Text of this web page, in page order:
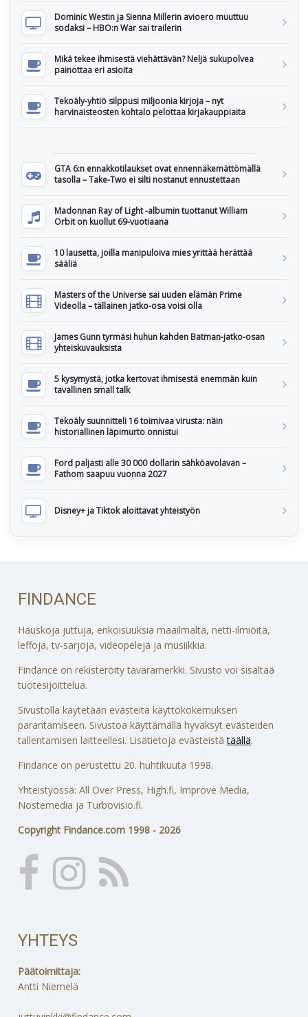
Dominic Westin ja Sienna Millerin avioero muuttuu
sodaksi – HBO:n War sai trailerin
Mikä tekee ihmisestä viehättävän? Neljä sukupolvea
painottaa eri asioita
Tekoäly-yhtiö silppusi miljoonia kirjoja – nyt
harvinaisteosten kohtalo pelottaa kirjakauppiaita
GTA 6:n ennakkotilaukset ovat ennennäkemättömällä
tasolla – Take-Two ei silti nostanut ennustettaan
Madonnan Ray of Light -albumin tuottanut William
Orbit on kuollut 69-vuotiaana
10 lausetta, joilla manipuloiva mies yrittää herättää
sääliä
Masters of the Universe sai uuden elämän Prime
Videolla – tällainen jatko-osa voisi olla
James Gunn tyrmäsi huhun kahden Batman-jatko-osan
yhteiskuvauksista
5 kysymystä, jotka kertovat ihmisestä enemmän kuin
tavallinen small talk
Tekoäly suunnitteli 16 toimivaa virusta: näin
historiallinen läpimurto onnistui
Ford paljasti alle 30 000 dollarin sähköavolavan –
Fathom saapuu vuonna 2027
Disney+ ja Tiktok aloittavat yhteistyön
FINDANCE
Hauskoja juttuja, erikoisuuksia maailmalta, netti-ilmiöitä,
leffoja, tv-sarjoja, videopelejä ja musiikkia.
Findance on rekisteröity tavaramerkki. Sivusto voi sisältää
tuotesijoittelua.
Sivustolla käytetään evästeitä käyttökokemuksen
parantamiseen. Sivustoa käyttämällä hyväksyt evästeiden
tallentamisen laitteellesi. Lisätietoja evästeistätäällä.
Findance on perustettu 20. huhtikuuta 1998.
Yhteistyössä: All Over Press, High.fi, Improve Media,
Nostemedia ja Turbovisio.fi.
Copyright Findance.com 1998 - 2026
YHTEYS
Päätoimittaja:
Antti Niemelä